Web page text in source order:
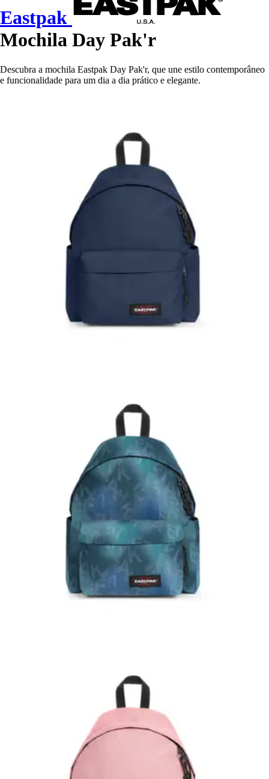
Eastpak
Mochila Day Pak'r
Descubra a mochila Eastpak Day Pak'r, que une estilo contemporâneo
e funcionalidade para um dia a dia prático e elegante.